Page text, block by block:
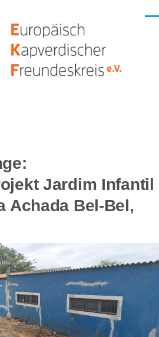
Jardim Infantil
Achada Bel-Bel,